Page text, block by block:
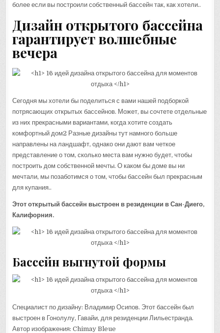
более если вы построили собственный бассейн так, как хотели..
Дизайн открытого бассейна
гарантирует волшебные
вечера
Сегодня мы хотели бы поделиться с вами нашей подборкой
потрясающих открытых бассейнов. Может, вы сочтете отдельные
из них прекрасными вариантами, когда хотите создать
комфортный дом2 Разные дизайны тут намного больше
направлены на ландшафт, однако они дают вам четкое
представление о том, сколько места вам нужно будет, чтобы
построить дом собственной мечты. О каком бы доме вы ни
мечтали, мы позаботимся о том, чтобы бассейн был прекрасным
для купания..
Этот открытый бассейн выстроен в резиденции в Сан-Диего,
Калифорния.
Бассейн выгнутой формы
Специалист по дизайну: Владимир Осипов. Этот бассейн был
выстроен в Гонолулу, Гавайи, для резиденции Лильестранда.
Автор изображения: Chimay Bleue